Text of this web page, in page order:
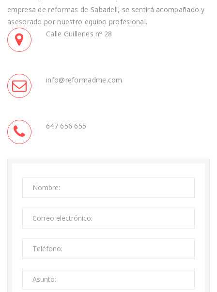
empresa de reformas de Sabadell, se sentirá acompañado y
asesorado por nuestro equipo profesional.
Calle Guilleries nº 28
info@reformadme.com
647 656 655